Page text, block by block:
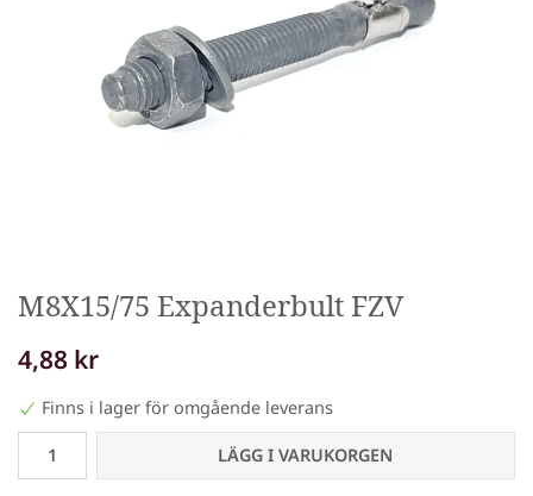
M8X15/75 Expanderbult FZV
4,88 kr
Finns i lager för omgående leverans
LÄGG I VARUKORGEN